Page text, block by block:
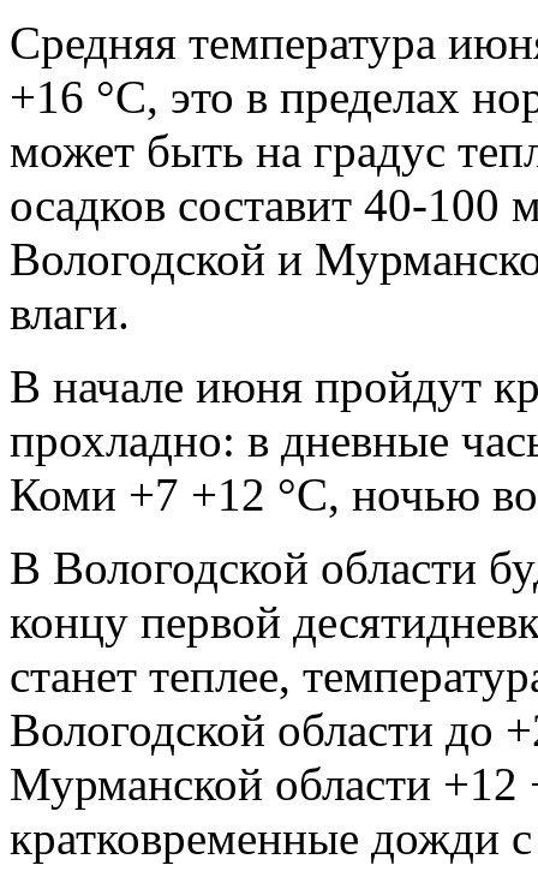
Средняя температура
+16 °С, это в пределах
может быть на градус
осадков составит 40-
Вологодской и
влаги.
В начале июня пройдут
прохладно: в дневные
Коми +7 +12 °С, ночью
В Вологодской области
концу первой
станет теплее,
Вологодской области до
Мурманской области
кратковременные дожди